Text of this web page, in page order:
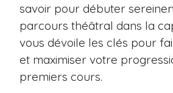
savoir pour débuter
parcours théâtral dans la
vous dévoile les clés pour
et maximiser votre
premiers cours.